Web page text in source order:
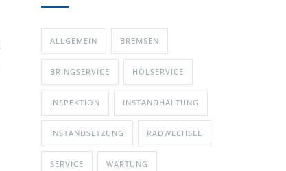
ALLGEMEIN BREMSEN
BRINGSERVICE HOLSERVICE
INSPEKTION INSTANDHALTUNG
INSTANDSETZUNG RADWECHSEL
SERVICE WARTUNG